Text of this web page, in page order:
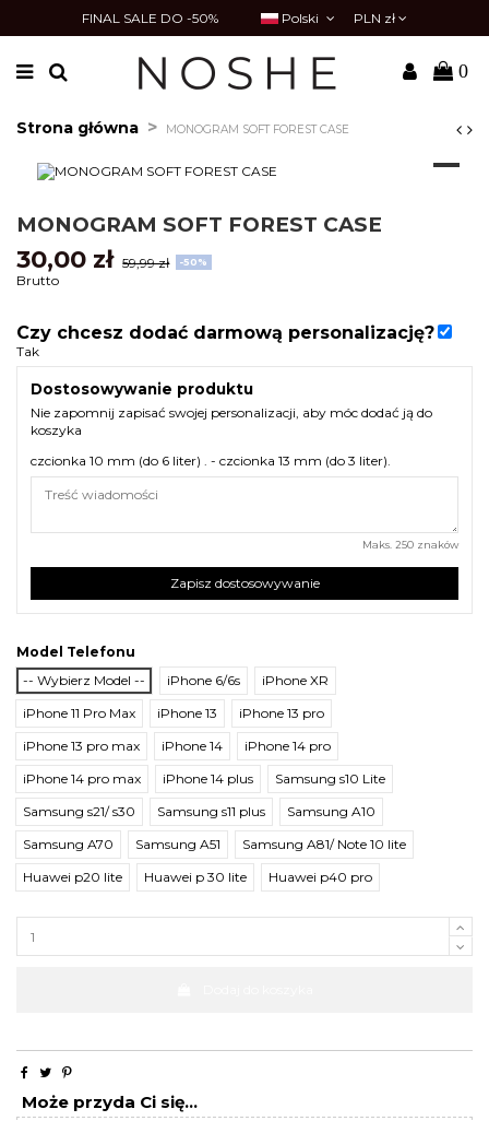
FINAL SALE DO -50% Polski PLN zł
0
Strona główna MONOGRAM SOFT FOREST CASE
MONOGRAM SOFT FOREST CASE
30,00 zł 59,99 zł -50%
Brutto
Czy chcesz dodać darmową personalizację?
Tak
Dostosowywanie produktu
Nie zapomnij zapisać swojej personalizacji, aby móc dodać ją do
koszyka
czcionka 10 mm (do 6 liter) . - czcionka 13 mm (do 3 liter).
Maks. 250 znaków
Zapisz dostosowywanie
Model Telefonu
-- Wybierz Model --
iPhone 6/6s
iPhone XR
iPhone 11 Pro Max
iPhone 13
iPhone 13 pro
iPhone 13 pro max
iPhone 14
iPhone 14 pro
iPhone 14 pro max
iPhone 14 plus
Samsung s10 Lite
Samsung s21/ s30
Samsung s11 plus
Samsung A10
Samsung A70
Samsung A51
Samsung A81/ Note 10 lite
Huawei p20 lite
Huawei p 30 lite Huawei p40 pro
Może przyda Ci się...